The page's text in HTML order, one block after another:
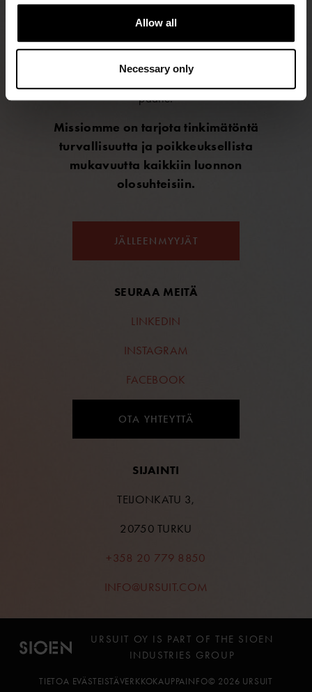
Allow all
Necessary only
JÄLLEENMYYJÄT
SEURAA MEITÄ
LINKEDIN
INSTAGRAM
FACEBOOK
Vuonna 1964 perustettu Ursuit on suomalainen
uranuurtaja, joka suunnittelee ja valmistaa
kuivapukuja maailman vaativimpiin olosuhteisiin.
-kuivapuvut soveltuvat kaikenlaiseen
päälle.
Missiomme on tarjota tinkimätöntä
turvallisuutta ja poikkeuksellista
mukavuutta kaikkiin luonnon
olosuhteisiin.
OTA YHTEYTTÄ
SIJAINTI
TEIJONKATU 3,
20750 TURKU
+358 20 779 8850
INFO@URSUIT.COM
URSUIT OY IS PART OF THE SIOEN
INDUSTRIES GROUP
TIETOA EVÄSTEISTÄVERKKOKAUPPAINFO© 2026 URSUIT